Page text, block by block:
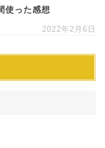
使った感想
2022年2月6日